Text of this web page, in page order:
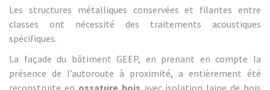
Les structures métalliques conservées et filantes entre
classes ont nécessité des traitements acoustiques
spécifiques.
La façade du bâtiment GEEP, en prenant en compte la
présence de l’autoroute à proximité, a entièrement été